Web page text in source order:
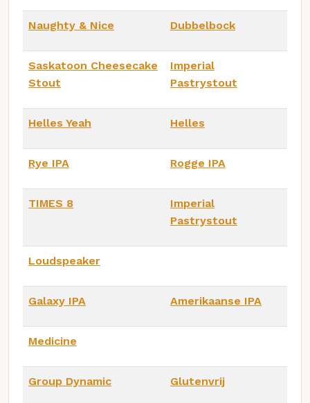
Naughty & Nice Dubbelbock
Saskatoon Cheesecake
Stout
Imperial
Pastrystout
Helles Yeah Helles
Rye IPA Rogge IPA
TIMES 8
Imperial
Pastrystout
Loudspeaker
Galaxy IPA Amerikaanse IPA
Medicine
Group Dynamic Glutenvrij